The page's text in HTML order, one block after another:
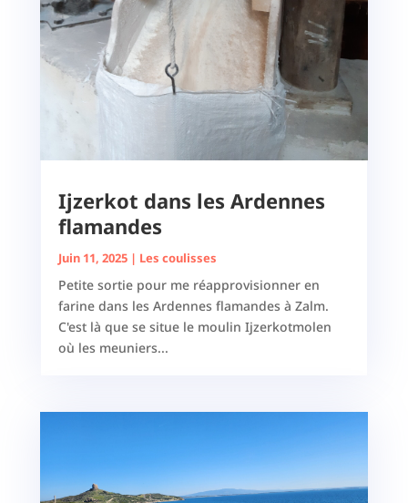
Ijzerkot dans les Ardennes
flamandes
Juin 11, 2025| Les coulisses
Petite sortie pour me réapprovisionner en
farine dans les Ardennes flamandes à Zalm.
C'est là que se situe le moulin Ijzerkotmolen
où les meuniers...